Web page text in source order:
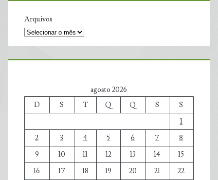
Arquivos
agosto 2026
D
S T Q Q S
S
1
2
3 4 5 6 7
8
9
10 11 12 13 14
15
16
17 18 19 20 21
22